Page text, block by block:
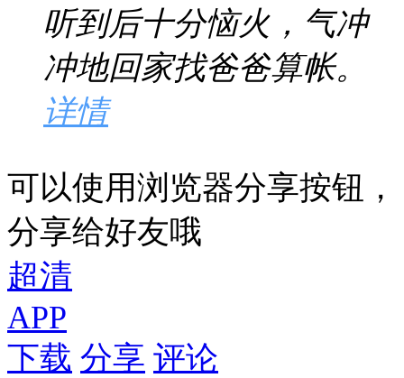
听到后十分恼火，气冲
冲地回家找爸爸算帐。
详情
可以使用浏览器分享按钮，
分享给好友哦
超清
APP
下载 分享 评论